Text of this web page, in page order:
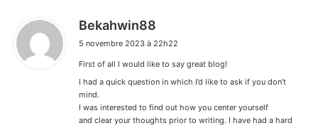
Bekahwin88
t
5 novembre 2023 à 22h22
First of all I would like to say great blog!
I had a quick question in which I’d like to ask if you don’t
mind.
I was interested to find out how you center yourself
and clear your thoughts prior to writing. I have had a hard